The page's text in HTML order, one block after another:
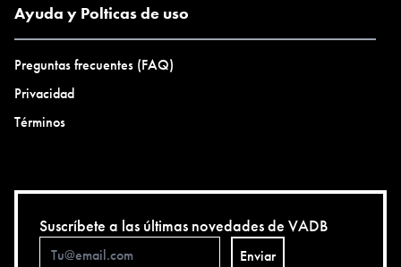
Ayuda y Polticas de uso
Preguntas frecuentes (FAQ)
Privacidad
Términos
Suscríbete a las últimas novedades de VADB
Enviar